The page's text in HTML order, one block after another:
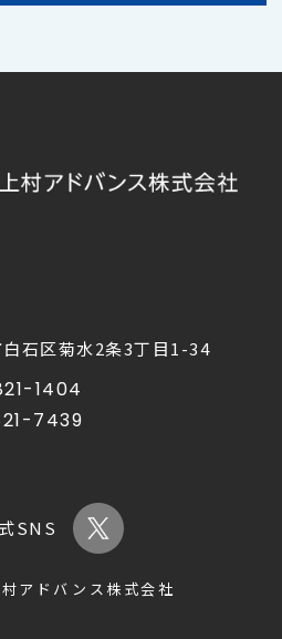
石区菊水2条3丁目1-34
1404
7439
SNS
アドバンス株式会社